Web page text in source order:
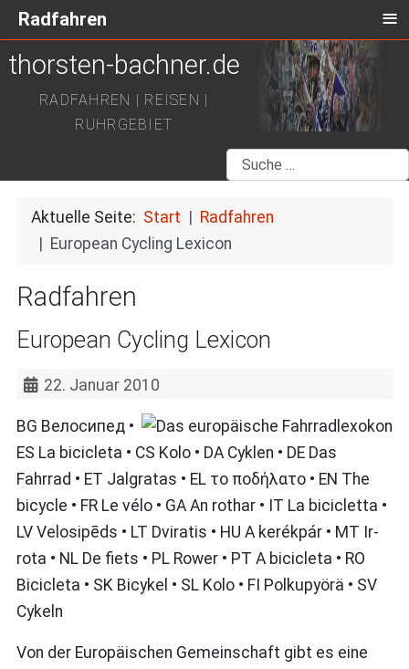
thorsten-bachner.de
RADFAHREN | REISEN |
RUHRGEBIET
Suchen
Aktuelle Seite: Start
Radfahren
European Cycling Lexicon
Radfahren
European Cycling Lexicon
22. Januar 2010
BG Велосипед •
ES La bicicleta • CS Kolo • DA Cyklen • DE Das
Fahrrad • ET Jalgratas • EL το ποδήλατο • EN The
bicycle • FR Le vélo • GA An rothar • IT La bicicletta •
LV Velosipēds • LT Dviratis • HU A kerékpár • MT Ir-
rota • NL De fiets • PL Rower • PT A bicicleta • RO
Bicicleta • SK Bicykel • SL Kolo • FI Polkupyörä • SV
Cykeln
Von der Europäischen Gemeinschaft gibt es eine
Radfahren ≡